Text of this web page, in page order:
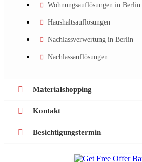
Wohnungsauflösungen in Berlin
Haushaltsauflösungen
Nachlassverwertung in Berlin
Nachlassauflösungen
Materialshopping
Kontakt
Besichtigungstermin